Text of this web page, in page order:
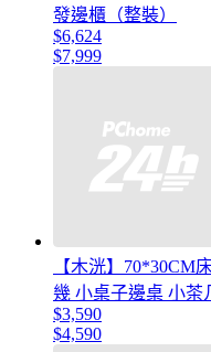
發邊櫃（整裝）
$6,624
$7,999
【木洸】70*30CM
幾 小桌子邊桌 小茶
$3,590
$4,590